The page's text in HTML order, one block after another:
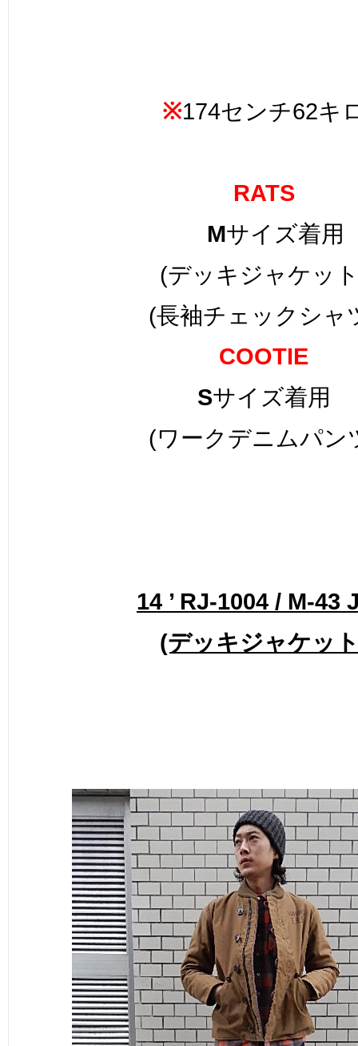
※174センチ62キ
RATS
Mサイズ着用
(デッキジャケッ
(長袖チェックシャ
COOTIE
Sサイズ着用
(ワークデニムパン
14 ’ RJ-1004 / M-43
(デッキジャケッ